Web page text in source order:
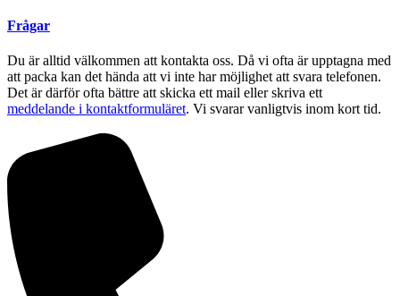
Frågar
Du är alltid välkommen att kontakta oss. Då vi ofta är upptagna med
att packa kan det hända att vi inte har möjlighet att svara telefonen.
Det är därför ofta bättre att skicka ett mail eller skriva ett
meddelande i kontaktformuläret. Vi svarar vanligtvis inom kort tid.